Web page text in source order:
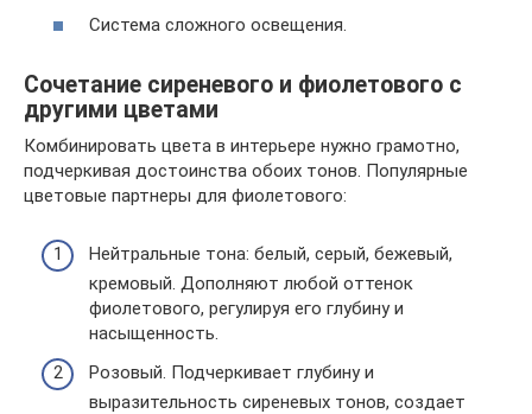
Система сложного освещения.
Сочетание сиреневого и фиолетового с
другими цветами
Комбинировать цвета в интерьере нужно грамотно,
подчеркивая достоинства обоих тонов. Популярные
цветовые партнеры для фиолетового:
Нейтральные тона: белый, серый, бежевый,
кремовый. Дополняют любой оттенок
фиолетового, регулируя его глубину и
насыщенность.
Розовый. Подчеркивает глубину и
выразительность сиреневых тонов, создает